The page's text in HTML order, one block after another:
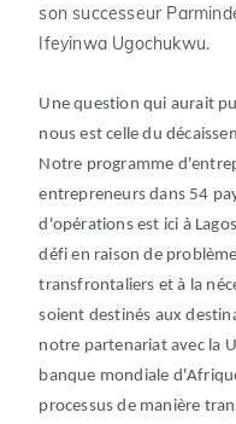
son successeur
Ifeyinwa Ugochukwu.
Une question qui aurait
nous est celle du
Notre programme
entrepreneurs dans 54
d'opérations est ici à
défi en raison de
transfrontaliers et à la
soient destinés aux
notre partenariat avec la
banque mondiale
processus de manière